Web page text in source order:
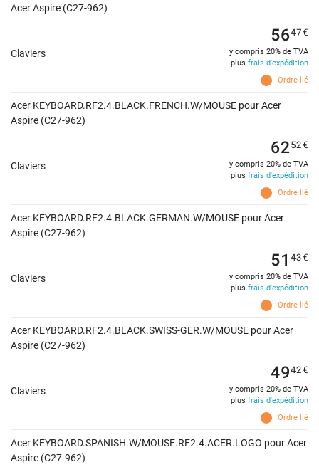
Acer Aspire (C27-962)
Claviers
Ordre lié
5647€
y compris 20% de TVA
plus frais d'expédition
Acer KEYBOARD.RF2.4.BLACK.FRENCH.W/MOUSE pour Acer
Aspire (C27-962)
Claviers
Ordre lié
6252€
y compris 20% de TVA
plus frais d'expédition
Acer KEYBOARD.RF2.4.BLACK.GERMAN.W/MOUSE pour Acer
Aspire (C27-962)
Claviers
Ordre lié
51 43€
y compris 20% de TVA
plus frais d'expédition
Acer KEYBOARD.RF2.4.BLACK.SWISS-GER.W/MOUSE pour Acer
Aspire (C27-962)
Claviers
Ordre lié
4942€
y compris 20% de TVA
plus frais d'expédition
Acer KEYBOARD.SPANISH.W/MOUSE.RF2.4.ACER.LOGO pour Acer
Aspire (C27-962)